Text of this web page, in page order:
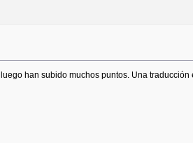
han subido muchos puntos. Una traducción